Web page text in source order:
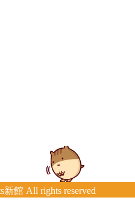
新館 All rights reserved